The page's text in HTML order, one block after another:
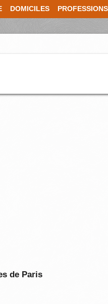
DOMICILES PROFESSIONS
de Paris